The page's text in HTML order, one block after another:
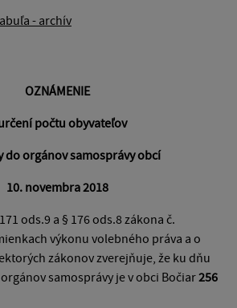
- archív
OZNÁMENIE
počtu obyvateľov
do orgánov samosprávy obcí
10. novembra 2018
ods.9 a § 176 ods.8 zákona č.
výkonu volebného práva a o
zákonov zverejňuje, že ku dňu
samosprávy je v obci Bočiar256